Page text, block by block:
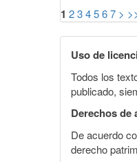
1 234567 >
Uso de
Todos los
publicado,
Derechos de
De acuerdo
derecho